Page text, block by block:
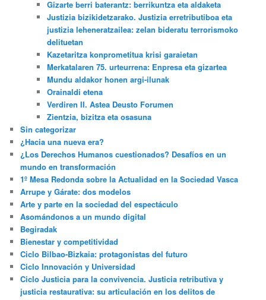
Gizarte berri baterantz: berrikuntza eta aldaketa
Justizia bizikidetzarako. Justizia erretributiboa eta
justizia leheneratzailea: zelan bideratu terrorismoko
delituetan
Kazetaritza konprometitua krisi garaietan
Merkatalaren 75. urteurrena: Enpresa eta gizartea
Mundu aldakor honen argi-ilunak
Orainaldi etena
Verdiren II. Astea Deusto Forumen
Zientzia, bizitza eta osasuna
Sin categorizar
¿Hacia una nueva era?
¿Los Derechos Humanos cuestionados? Desafíos en un
mundo en transformación
1º Mesa Redonda sobre la Actualidad en la Sociedad Vasca
Arrupe y Gárate: dos modelos
Arte y parte en la sociedad del espectáculo
Asomándonos a un mundo digital
Begiradak
Bienestar y competitividad
Ciclo Bilbao-Bizkaia: protagonistas del futuro
Ciclo Innovación y Universidad
Ciclo Justicia para la convivencia. Justicia retributiva y
justicia restaurativa: su articulación en los delitos de